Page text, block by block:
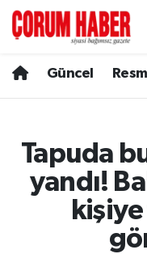
Güncel
Tapuda
yandı!
Spor
Resmi İlanlar
Alaca
Hava Durumu
Çorum Namaz
Trafik Durumu
Süper Lig Puan